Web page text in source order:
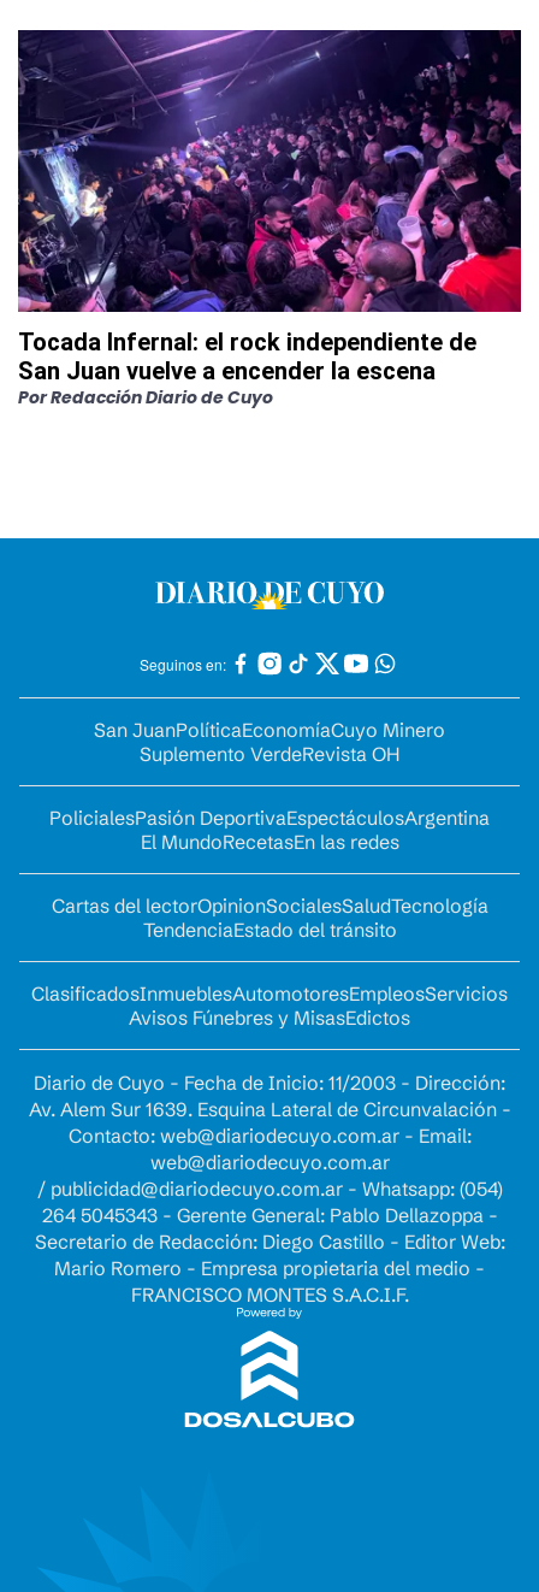
Tocada Infernal: el rock independiente de
San Juan vuelve a encender la escena
PorRedacción Diario de Cuyo
Seguinos en:
San JuanPolíticaEconomíaCuyo Minero
Suplemento VerdeRevista OH
PolicialesPasión DeportivaEspectáculosArgentina
El MundoRecetasEn las redes
Cartas del lectorOpinionSocialesSaludTecnología
TendenciaEstado del tránsito
ClasificadosInmueblesAutomotoresEmpleosServicios
Avisos Fúnebres y MisasEdictos
Diario de Cuyo - Fecha de Inicio: 11/2003 - Dirección:
Av. Alem Sur 1639. Esquina Lateral de Circunvalación -
Contacto: web@diariodecuyo.com.ar- Email:
web@diariodecuyo.com.ar
/ publicidad@diariodecuyo.com.ar- Whatsapp: (054)
264 5045343 - Gerente General: Pablo Dellazoppa -
Secretario de Redacción: Diego Castillo - Editor Web:
Mario Romero - Empresa propietaria del medio -
FRANCISCO MONTES S.A.C.I.F.